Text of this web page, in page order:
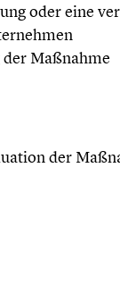
oder eine
Maßnahme
der